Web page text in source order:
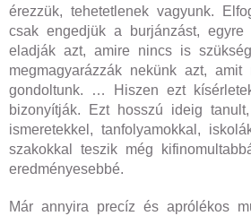
érezzük, tehetetlenek vagyunk.
csak engedjük a burjánzást,
eladják azt, amire nincs is
megmagyarázzák nekünk azt,
gondoltunk. … Hiszen ezt
bizonyítják. Ezt hosszú ideig
ismeretekkel, tanfolyamokkal,
szakokkal teszik még
eredményesebbé.
Már annyira precíz és aprólékos